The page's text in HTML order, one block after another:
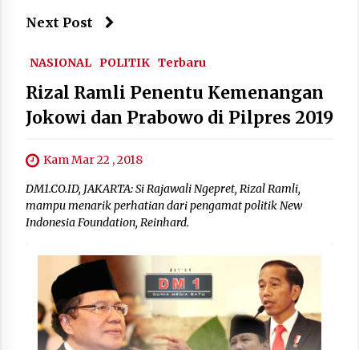
Next Post
NASIONAL POLITIK Terbaru
Rizal Ramli Penentu Kemenangan
Jokowi dan Prabowo di Pilpres 2019
Kam Mar 22 , 2018
DM1.CO.ID, JAKARTA: Si Rajawali Ngepret, Rizal Ramli,
mampu menarik perhatian dari pengamat politik New
Indonesia Foundation, Reinhard.